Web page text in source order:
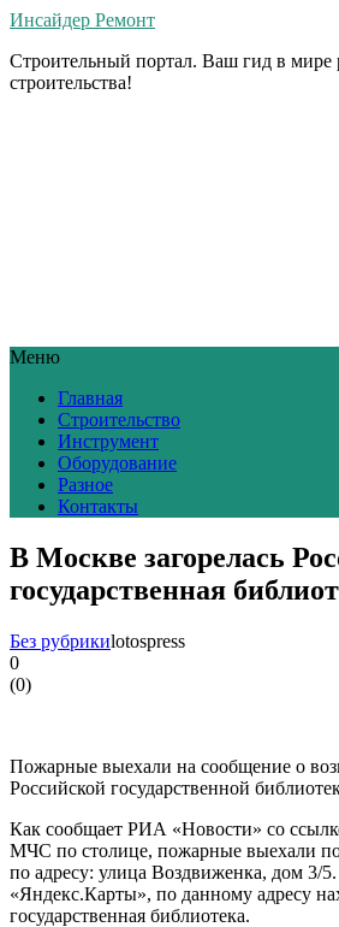
Инсайдер Ремонт
Строительный портал. Ваш гид в мире
строительства!
Меню
Главная
Строительство
Инструмент
Оборудование
Разное
Контакты
В Москве загорелась
государственная
Без рубрикиlotospress
0
(0)
Пожарные выехали на сообщение о
Российской государственной
Как сообщает РИА «Новости» со
МЧС по столице, пожарные выехали по
по адресу: улица Воздвиженка, дом 3/
«Яндекс.Карты», по данному адресу
государственная библиотека.